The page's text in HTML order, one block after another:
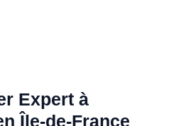
Expert à
Île-de-France